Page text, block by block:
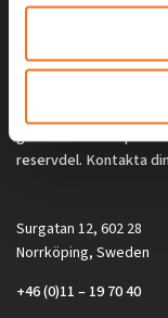
Alla priser på tillbehör
gäller inte vid köp av
reservdel. Kontakta
Surgatan 12, 602 28
Norrköping, Sweden
+46 (0)11 – 19 70 40